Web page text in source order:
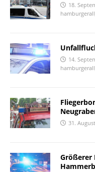
18.
14.
31.
Größerer